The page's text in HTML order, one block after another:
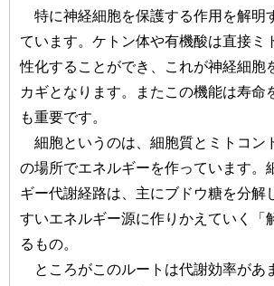
特に神経細胞を保護する作用を解明
ています。ケトン体や有機酸は直接ミ
性化することができ、これが神経細胞
カギとなります。またこの機能は寿命
も重要です。
細胞というのは、細胞質とミトコン
の場所でエネルギーを作っています。
ギー代謝経路は、主にブドウ糖を分解
すいエネルギー源に作りかえていく「
るもの。
ところがこのルートは代謝効率があ